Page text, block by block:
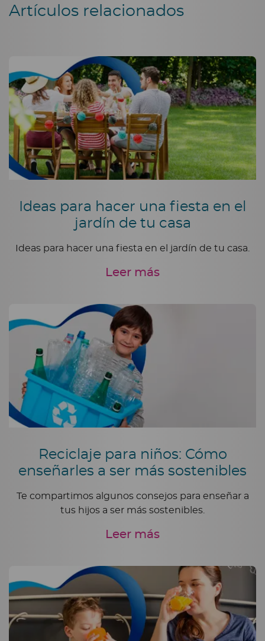
Artículos relacionados
Ideas para hacer una fiesta en el
jardín de tu casa
Ideas para hacer una fiesta en el jardín de tu casa.
Leer más
Reciclaje para niños: Cómo
enseñarles a ser más sostenibles
Te compartimos algunos consejos para enseñar a
tus hijos a ser más sostenibles.
Leer más